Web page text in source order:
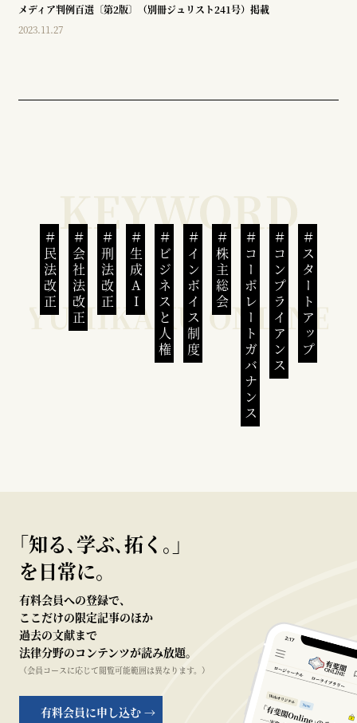
メディア判例百選〔第2版〕（別冊ジュリスト241号）掲載
2023.11.27
民法改正 会社法改正 刑法改正 生成AI ビジネスと人権インボイス制度 株主総会 コーポレートガバナンスコンプライアンススタートアップ
｢知る､学ぶ､拓く｡｣
を日常に。
有料会員への登録で、
ここだけの限定記事のほか
過去の文献まで
法律分野のコンテンツが読み放題。
（会員コースに応じて閲覧可能範囲は異なります。）
有料会員に申し込む →